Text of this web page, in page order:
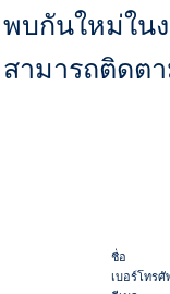
พบกันใหม่ใน
สามารถติดตา
ชื่อ
เบอร์โทรศั